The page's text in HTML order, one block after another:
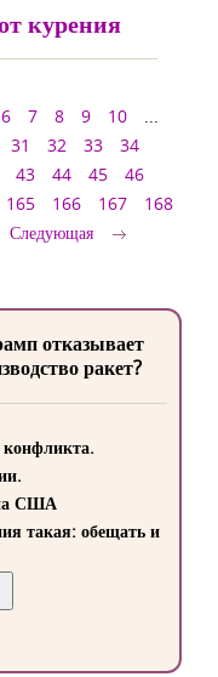
курения
6 7 8 9 10
...
31 32 33
34
43 44 45
46
165 166 167
168
Следующая
отказывает
ракет?
конфликта.
США
такая: обещать и